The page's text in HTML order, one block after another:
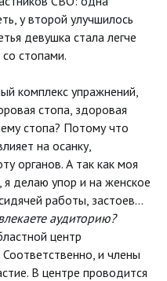
у второй улучшилось
девушка стала легче
стопами.
комплекс упражнений,
стопа, здоровая
стопа? Потому что
на осанку,
органов. А так как моя
я делаю упор и на женское
работы, застоев...
аудиторию?
центр
и члены
В центре проводится